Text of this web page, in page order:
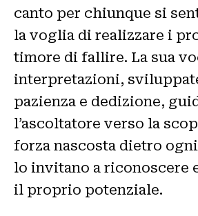
canto per chiunque si
la voglia di realizzare i
timore di fallire. La sua
interpretazioni,
pazienza e dedizione,
l’ascoltatore verso la
forza nascosta dietro
lo invitano a riconoscere
il proprio potenziale.